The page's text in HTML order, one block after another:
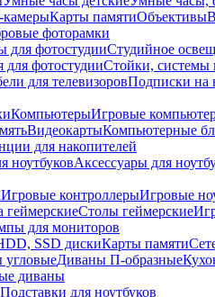
Карты памятиОбъективы
фоторамки
для фотостудииСтудийное
фотостудииСтойки, системы
для телевизоровПодписки на
КомпьютерыИгровые
ВидеокартыКомпьютерные
для накопителей
ноутбуковАксессуары для
Игровые контроллерыИгровые
геймерскиеСтолы геймерские
для мониторов
SSD дискиКарты памяти
угловыеДиваны П-образные
диваны
Подставки для ноутбуков